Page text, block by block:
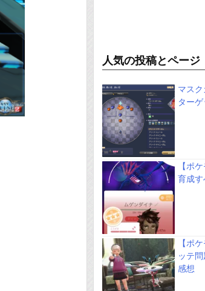
人気の投稿とページ
マス
ター
【ポ
育成
【ポ
ッテ
感想